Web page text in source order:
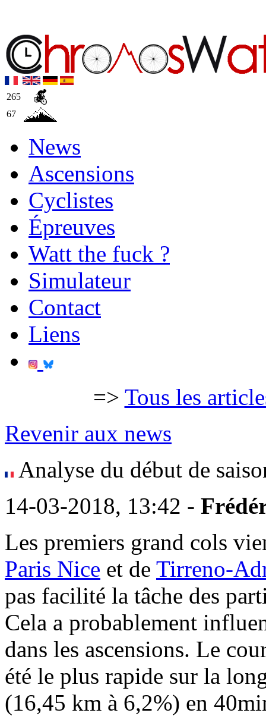
265
67
News
Ascensions
Cyclistes
Épreuves
Watt the fuck ?
Simulateur
Contact
Liens
=> Tous les
Revenir aux news
Analyse du début de
14-03-2018, 13:42 -
Les premiers grand cols
Paris Nice et de Tirreno-
pas facilité la tâche des
Cela a probablement
dans les ascensions. Le
été le plus rapide sur la
(16,45 km à 6,2%) en